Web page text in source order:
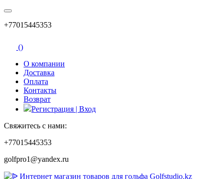
+77015445353
()
О компании
Доставка
Оплата
Контакты
Возврат
Регистрация | Вход
Свяжитесь с нами:
+77015445353
golfpro1@yandex.ru